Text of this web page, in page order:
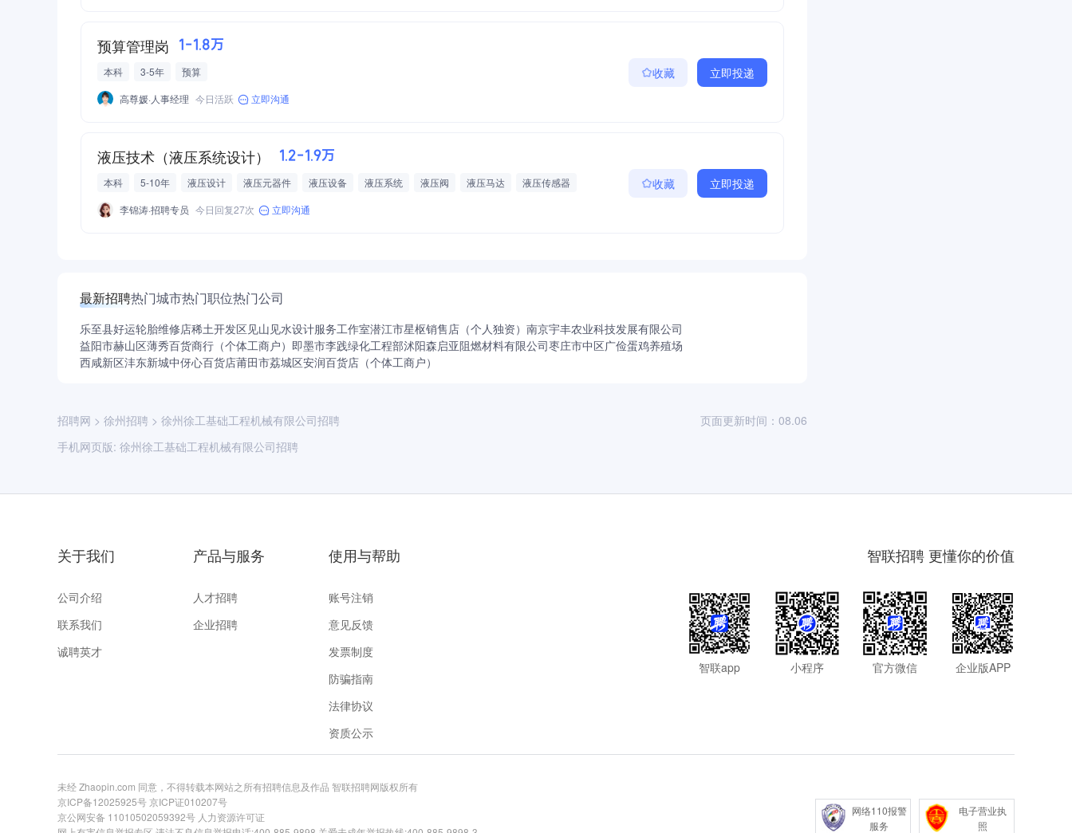
预算管理岗 1-1.8万
本科 3-5年
预算
高尊媛·人事经理 今日活跃 立即沟通
收藏 立即投递
液压技术（液压系统设计） 1.2-1.9万
本科 5-10年 液压设计 液压元器件 液压设备 液压系统 液压阀 液压马达
液压传感器
AutoCAD
李锦涛·招聘专员 今日回复27次 立即沟通
收藏 立即投递
最新招聘热门城市热门职位热门公司
乐至县好运轮胎维修店稀土开发区见山见水设计服务工作室潜江市星枢销售店（个人独资） 南京宇丰农业科技发展有限公司
益阳市赫山区薄秀百货商行（个体工商户） 即墨市李践绿化工程部沭阳森启亚阻燃材料有限公司枣庄市中区广俭蛋鸡养殖场
西咸新区沣东新城中伢心百货店莆田市荔城区安润百货店（个体工商户）
招聘网 > 徐州招聘 > 徐州徐工基础工程机械有限公司招聘
手机网页版: 徐州徐工基础工程机械有限公司招聘
页面更新时间：08.06
关于我们
公司介绍
联系我们
诚聘英才
产品与服务
人才招聘
企业招聘
使用与帮助
账号注销
意见反馈
发票制度
防骗指南
法律协议
资质公示
智联招聘 更懂你的价值
智联app 小程序 官方微信 企业版APP
未经 Zhaopin.com 同意，不得转载本网站之所有招聘信息及作品 智联招聘网版权所有
京ICP备12025925号京ICP证010207号
京公网安备 11010502059392号 人力资源许可证
网络110报警
服务
电子营业执
照